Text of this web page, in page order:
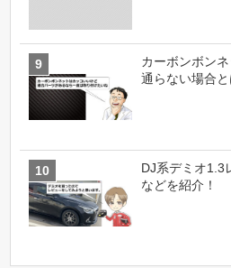
カーボンボン
通らない場合と
DJ系デミオ1.3
などを紹介！